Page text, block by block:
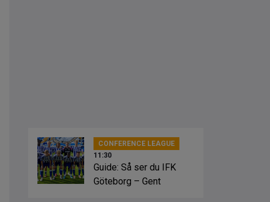
CONFERENCE LEAGUE
11:30
Guide: Så ser du IFK
Göteborg – Gent